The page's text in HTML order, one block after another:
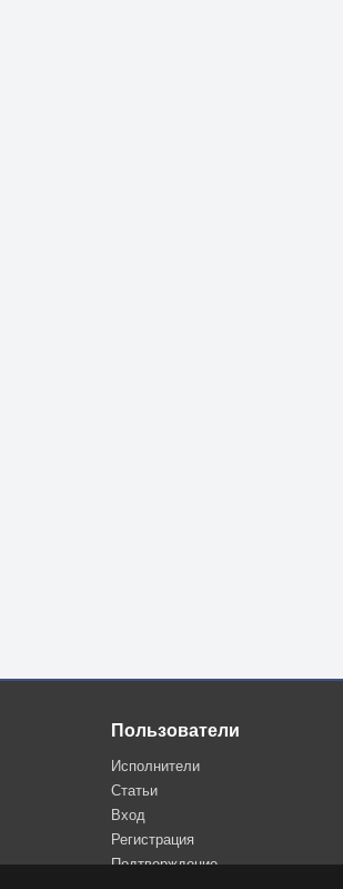
Пользователи
Исполнители
Статьи
Вход
Регистрация
Подтверждение